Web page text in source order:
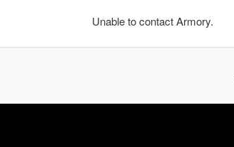
Unable to contact Armory.